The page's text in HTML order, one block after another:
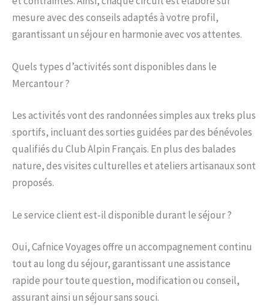
mesure avec des conseils adaptés à votre profil,
garantissant un séjour en harmonie avec vos attentes.
Quels types d’activités sont disponibles dans le
Mercantour ?
Les activités vont des randonnées simples aux treks plus
sportifs, incluant des sorties guidées par des bénévoles
qualifiés du Club Alpin Français. En plus des balades
nature, des visites culturelles et ateliers artisanaux sont
proposés.
Le service client est-il disponible durant le séjour ?
Oui, Cafnice Voyages offre un accompagnement continu
tout au long du séjour, garantissant une assistance
rapide pour toute question, modification ou conseil,
assurant ainsi un séjour sans souci.